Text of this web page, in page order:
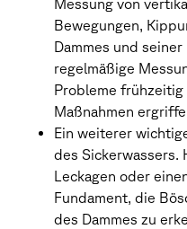
Bewegungen,
Dammes und
regelmäßige
Probleme
Maßnahmen
Ein weiterer
des Sickerwassers.
Leckagen oder
Fundament, die
des Dammes zu